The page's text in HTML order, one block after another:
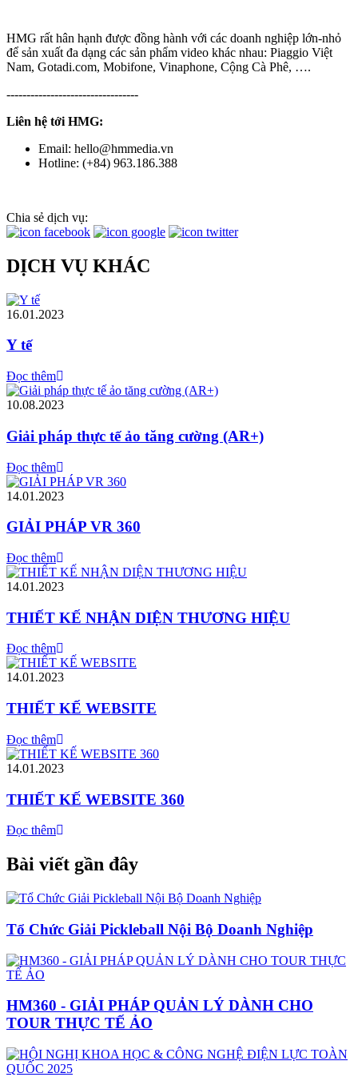
HMG rất hân hạnh được đồng hành với các doanh nghiệp lớn-nhỏ
để sản xuất đa dạng các sản phẩm video khác nhau: Piaggio Việt
Nam, Gotadi.com, Mobifone, Vinaphone, Cộng Cà Phê, ….
---------------------------------
Liên hệ tới HMG:
Email: hello@hmmedia.vn
Hotline: (+84) 963.186.388
Chia sẻ dịch vụ:
DỊCH VỤ KHÁC
16.01.2023
Y tế
Đọc thêm
10.08.2023
Giải pháp thực tế ảo tăng cường (AR+)
Đọc thêm
14.01.2023
GIẢI PHÁP VR 360
Đọc thêm
14.01.2023
THIẾT KẾ NHẬN DIỆN THƯƠNG HIỆU
Đọc thêm
14.01.2023
THIẾT KẾ WEBSITE
Đọc thêm
14.01.2023
THIẾT KẾ WEBSITE 360
Đọc thêm
Bài viết gần đây
Tổ Chức Giải Pickleball Nội Bộ Doanh Nghiệp
HM360 - GIẢI PHÁP QUẢN LÝ DÀNH CHO
TOUR THỰC TẾ ẢO